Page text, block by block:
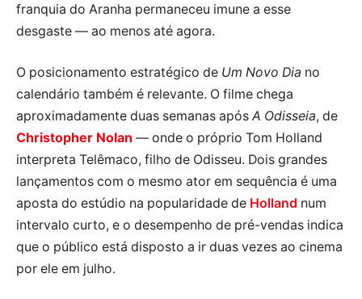
franquia do Aranha permaneceu imune a esse
desgaste — ao menos até agora.
O posicionamento estratégico de Um Novo Dia no
calendário também é relevante. O filme chega
aproximadamente duas semanas após A Odisseia, de
Christopher Nolan — onde o próprio Tom Holland
interpreta Telêmaco, filho de Odisseu. Dois grandes
lançamentos com o mesmo ator em sequência é uma
aposta do estúdio na popularidade de Holland num
intervalo curto, e o desempenho de pré-vendas indica
que o público está disposto a ir duas vezes ao cinema
por ele em julho.